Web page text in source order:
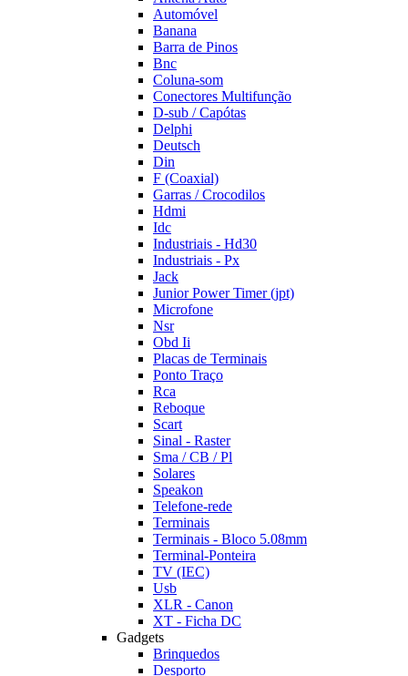
Automóvel
Banana
Barra de Pinos
Bnc
Coluna-som
Conectores Multifunção
D-sub / Capótas
Delphi
Deutsch
Din
F (Coaxial)
Garras / Crocodilos
Hdmi
Idc
Industriais - Hd30
Industriais - Px
Jack
Junior Power Timer (jpt)
Microfone
Nsr
Obd Ii
Placas de Terminais
Ponto Traço
Rca
Reboque
Scart
Sinal - Raster
Sma / CB / Pl
Solares
Speakon
Telefone-rede
Terminais
Terminais - Bloco 5.08mm
Terminal-Ponteira
TV (IEC)
Usb
XLR - Canon
XT - Ficha DC
Gadgets
Brinquedos
Desporto